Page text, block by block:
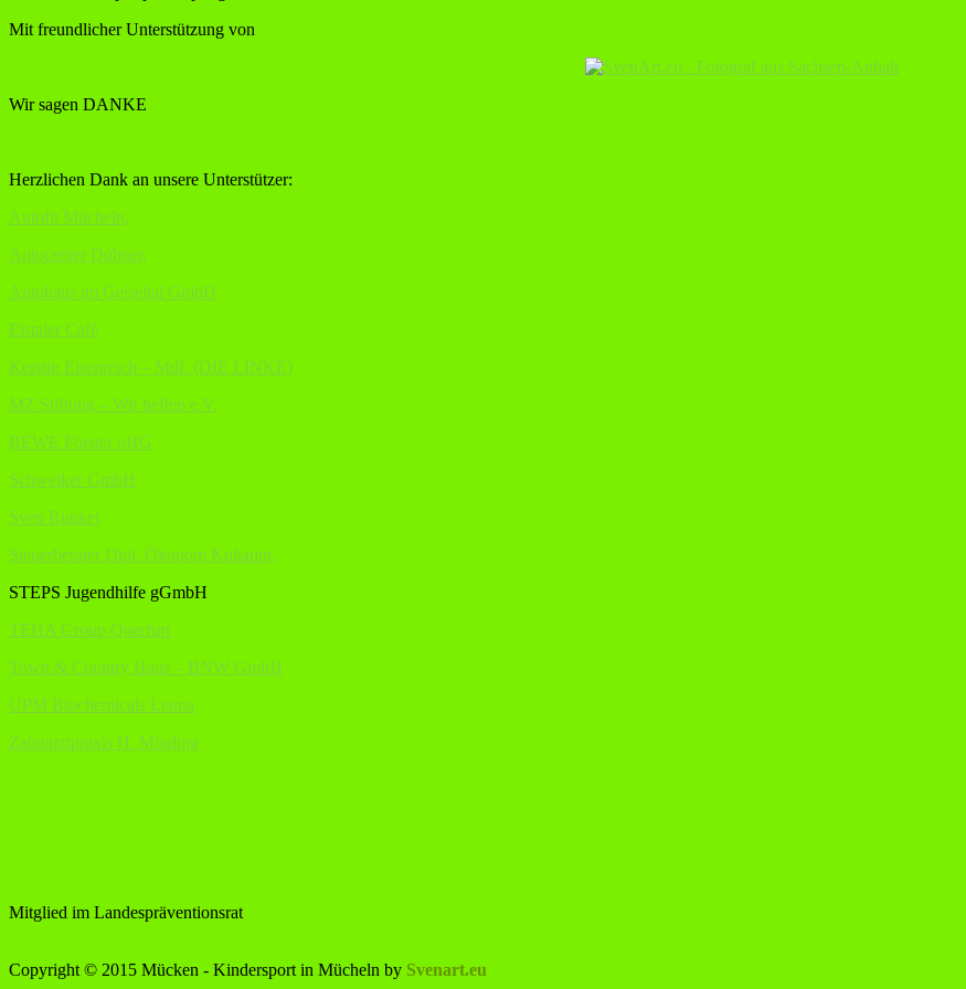
Mit freundlicher Unterstützung von
Wir sagen DANKE
Herzlichen Dank an unsere Unterstützer:
Autofit Mücheln,
Autocenter Dübner,
Autohaus im Geiseltal GmbH
Eistaler Cafè
Kerstin Eisenreich – MdL (DIE LINKE)
MZ Stiftung – Wir helfen e.V.
REWE Förster oHG
Schweiker GmbH
Sven Runkel
Steuerberater Dipl. Ökonom Kuhaupt,
STEPS Jugendhilfe gGmbH
TEHA Group Querfurt
Town & Country Haus – BNW GmbH
UPM Biochemicals Leuna
Zahnarztpraxis H. Mögling
Mitglied im Landespräventionsrat
Copyright © 2015 Mücken - Kindersport in Mücheln by Svenart.eu